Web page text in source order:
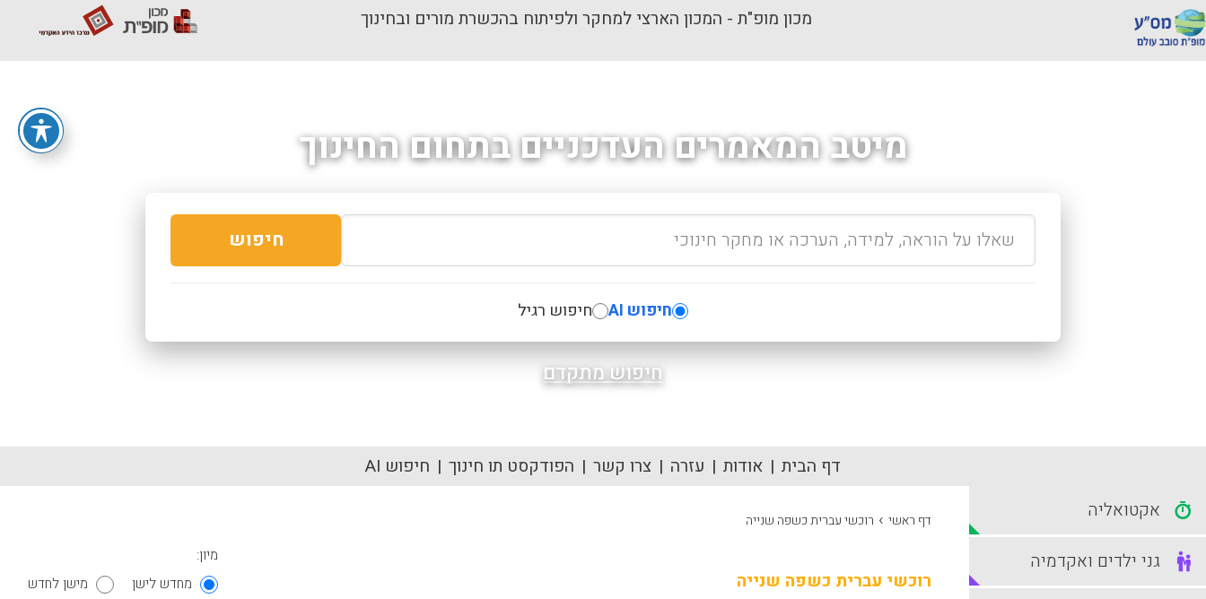
מכון מופ"ת - המכון הארצי למחקר ולפיתוח בהכשרת מורים ובחינוך
מיטב המאמרים העדכניים בתחום החינוך
חיפוש
חיפוש AI חיפוש רגיל
חיפוש מתקדם
דף הבית אודות עזרה צרו קשר הפודקסט תו חינוך חיפוש AI
דף ראשי › רוכשי עברית כשפה שנייה
רוכשי עברית כשפה שנייה
מיון:
מחדש לישן
מישן לחדש
אקטואליה
גני ילדים ואקדמיה